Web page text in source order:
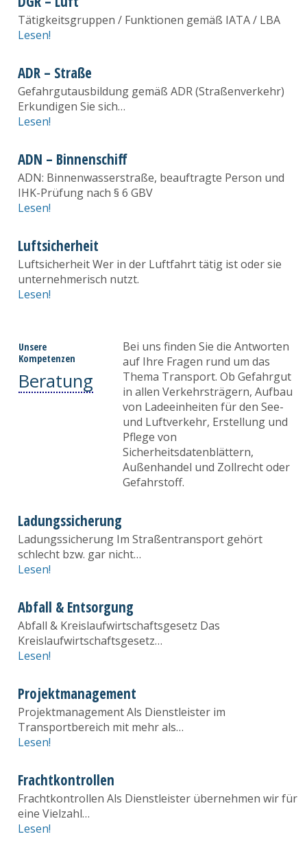
Tätigkeitsgruppen / Funktionen gemäß IATA / LBA
Lesen!
ADR – Straße
Gefahrgutausbildung gemäß ADR (Straßenverkehr)
Erkundigen Sie sich…
Lesen!
ADN – Binnenschiff
ADN: Binnenwasserstraße, beauftragte Person und
IHK-Prüfung nach § 6 GBV
Lesen!
Luftsicherheit
Luftsicherheit Wer in der Luftfahrt tätig ist oder sie
unternehmerisch nutzt.
Lesen!
Unsere
Kompetenzen
Beratung
Bei uns finden Sie die Antworten
auf Ihre Fragen rund um das
Thema Transport. Ob Gefahrgut
in allen Verkehrsträgern, Aufbau
von Ladeeinheiten für den See-
und Luftverkehr, Erstellung und
Pflege von
Sicherheitsdatenblättern,
Außenhandel und Zollrecht oder
Gefahrstoff.
Ladungssicherung
Ladungssicherung Im Straßentransport gehört
schlecht bzw. gar nicht…
Lesen!
Abfall & Entsorgung
Abfall & Kreislaufwirtschaftsgesetz Das
Kreislaufwirtschaftsgesetz…
Lesen!
Projektmanagement
Projektmanagement Als Dienstleister im
Transportbereich mit mehr als…
Lesen!
Frachtkontrollen
Frachtkontrollen Als Dienstleister übernehmen wir für
eine Vielzahl…
Lesen!